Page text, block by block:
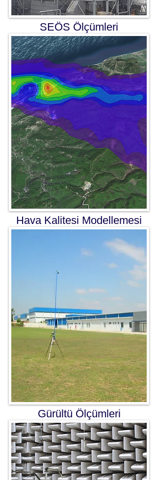
SEÖS Ölçümleri
Hava Kalitesi Modellemesi
Gürültü Ölçümleri